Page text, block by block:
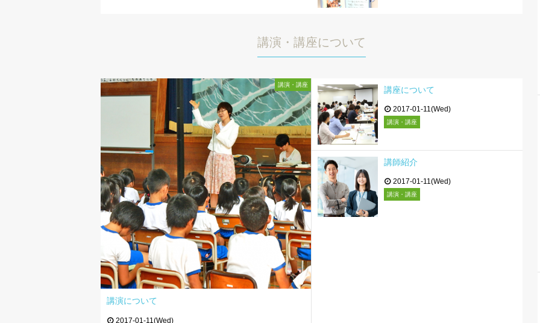
講演・講座について
講演・講座
講演について
2017-01-11(Wed)
講座について
2017-01-11(Wed)
講演・講座
講師紹介
2017-01-11(Wed)
講演・講座